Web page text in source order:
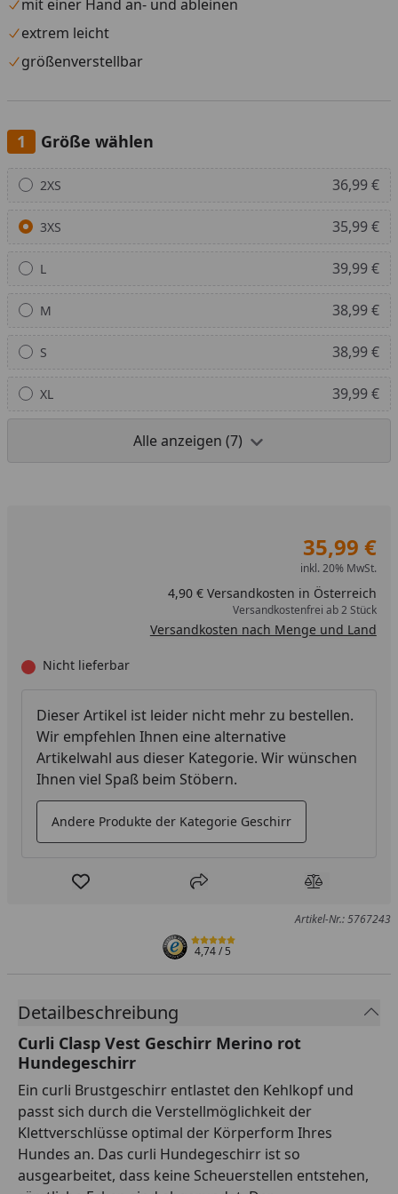
mit einer Hand an- und ableinen
extrem leicht
größenverstellbar
Größe wählen
Alle anzeigen (7)
2XS 36,99 €
3XS 35,99 €
L 39,99 €
M 38,99 €
S 38,99 €
XL 39,99 €
Alle anzeigen (7)
35,99 €
inkl. 20% MwSt.
4,90 € Versandkosten in Österreich
Versandkostenfrei ab 2 Stück
Versandkosten nach Menge und Land
Nicht lieferbar
Dieser Artikel ist leider nicht mehr zu bestellen.
Wir empfehlen Ihnen eine alternative
Artikelwahl aus dieser Kategorie. Wir wünschen
Ihnen viel Spaß beim Stöbern.
Andere Produkte der Kategorie Geschirr
Produkt zur Wunschliste hinzufügen
Teilen Produkt
Artikel-Nr.: 5767243
4,74/ 5
Detailbeschreibung
Curli Clasp Vest Geschirr Merino rot
Hundegeschirr
Ein curli Brustgeschirr entlastet den Kehlkopf und
passt sich durch die Verstellmöglichkeit der
Klettverschlüsse optimal der Körperform Ihres
Hundes an. Das curli Hundegeschirr ist so
ausgearbeitet, dass keine Scheuerstellen entstehen,